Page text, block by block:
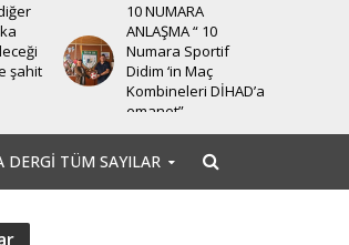
şahit
10 NUMARA
ANLAŞMA “ 10
Numara Sportif
Didim ‘in Maç
Kombineleri DİHAD’a
emanet”
DERGI TÜM SAYILAR